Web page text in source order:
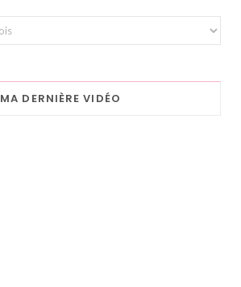
MA DERNIÈRE VIDÉO